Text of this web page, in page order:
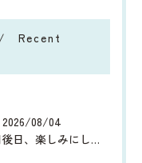
Recent
2026/08/04
明後日、楽しみにしているイベントに参加します。